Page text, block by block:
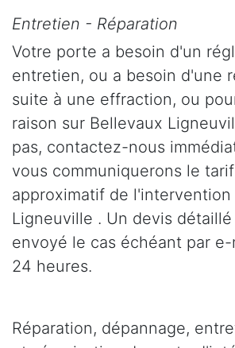
Entretien - Réparation
Votre porte a besoin d'un
entretien, ou a besoin d'une
suite à une effraction, ou
raison sur Bellevaux
pas, contactez-nous
vous communiquerons le
approximatif de l'intervention
Ligneuville . Un devis
envoyé le cas échéant par e-
24 heures.
Réparation, dépannage,